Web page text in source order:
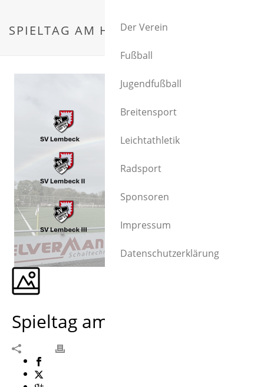
Der Verein
Fußball
Jugendfußball
Breitensport
Leichtathletik
Radsport
Sponsoren
Impressum
Datenschutzerklärung
SPIELTAG AM HAGEN
Spieltag am Hagen